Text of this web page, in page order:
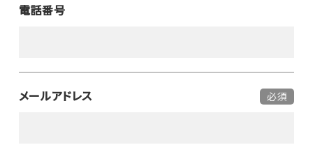
電話番号
メールアドレス 必須